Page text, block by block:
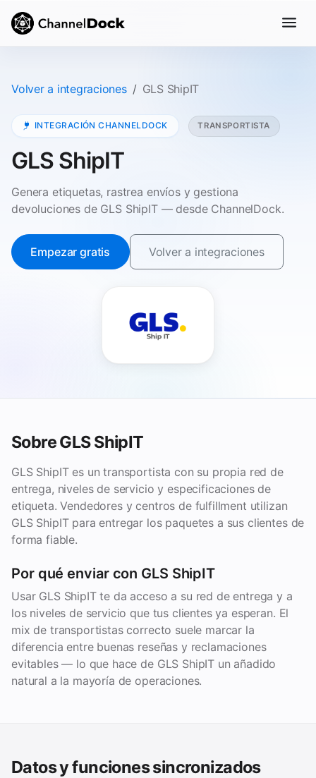
Volver a integraciones GLS ShipIT
INTEGRACIÓN CHANNELDOCK TRANSPORTISTA
GLS ShipIT
Genera etiquetas, rastrea envíos y gestiona
devoluciones de GLS ShipIT — desde ChannelDock.
Empezar gratis Volver a integraciones
Sobre GLS ShipIT
GLS ShipIT es un transportista con su propia red de
entrega, niveles de servicio y especificaciones de
etiqueta. Vendedores y centros de fulfillment utilizan
GLS ShipIT para entregar los paquetes a sus clientes de
forma fiable.
Por qué enviar con GLS ShipIT
Usar GLS ShipIT te da acceso a su red de entrega y a
los niveles de servicio que tus clientes ya esperan. El
mix de transportistas correcto suele marcar la
diferencia entre buenas reseñas y reclamaciones
evitables — lo que hace de GLS ShipIT un añadido
natural a la mayoría de operaciones.
Datos y funciones sincronizados